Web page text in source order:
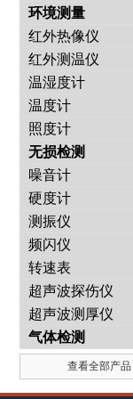
环境测量
红外热像仪
红外测温仪
温湿度计
温度计
照度计
无损检测
噪音计
硬度计
测振仪
频闪仪
转速表
超声波探伤仪
超声波测厚仪
气体检测
查看全部产品